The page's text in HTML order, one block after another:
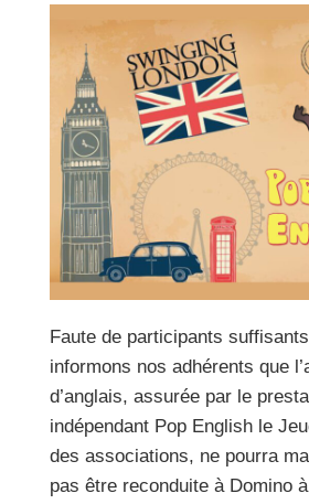
Faute de participants
informons nos adhérents que
d’anglais, assurée par le
indépendant Pop English le
des associations, ne pourra
pas être reconduite à Domino